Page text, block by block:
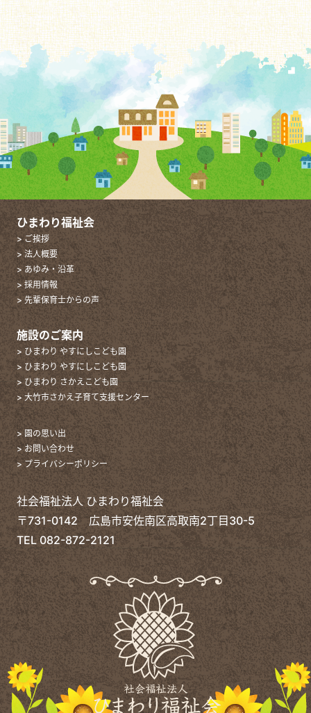
ひまわり福祉会
> ご挨拶
> 法人概要
> あゆみ・沿革
> 採用情報
> 先輩保育士からの声
施設のご案内
> ひまわり やすにしこども園
> ひまわり やすにしこども園
> ひまわり さかえこども園
> 大竹市さかえ子育て支援センター
> 園の思い出
> お問い合わせ
> プライバシーポリシー
社会福祉法人 ひまわり福祉会
〒731-0142 広島市安佐南区高取南2丁目30-5
TEL 082-872-2121